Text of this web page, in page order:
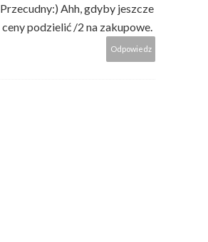
Przecudny:) Ahh, gdyby jeszcze
ceny podzielić /2 na zakupowe.
Odpowiedz